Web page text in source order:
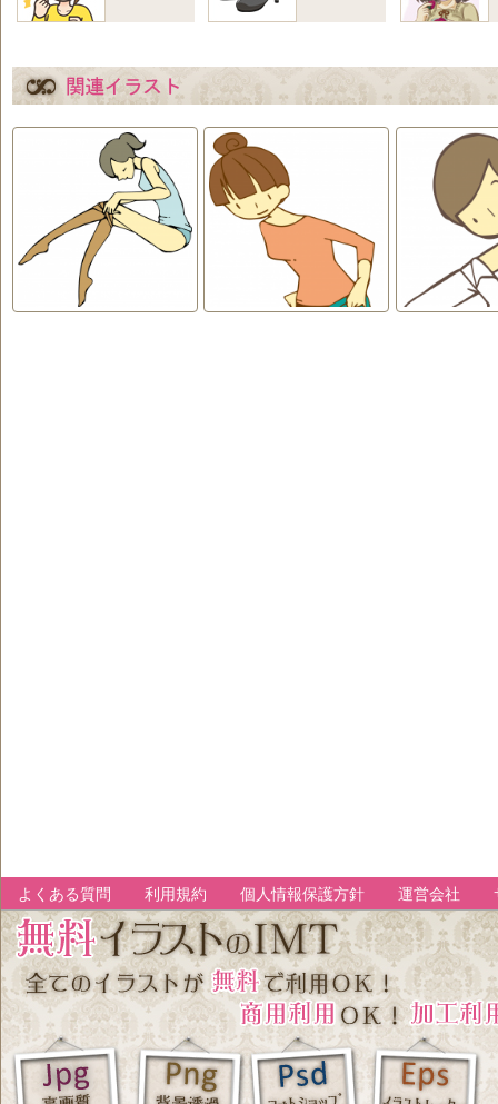
よくある質問 利用規約 個人情報保護方針 運営会社